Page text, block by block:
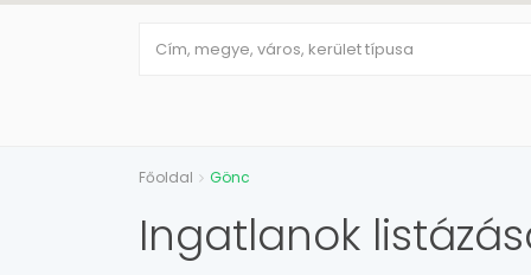
Főoldal Gönc
Ingatlanok